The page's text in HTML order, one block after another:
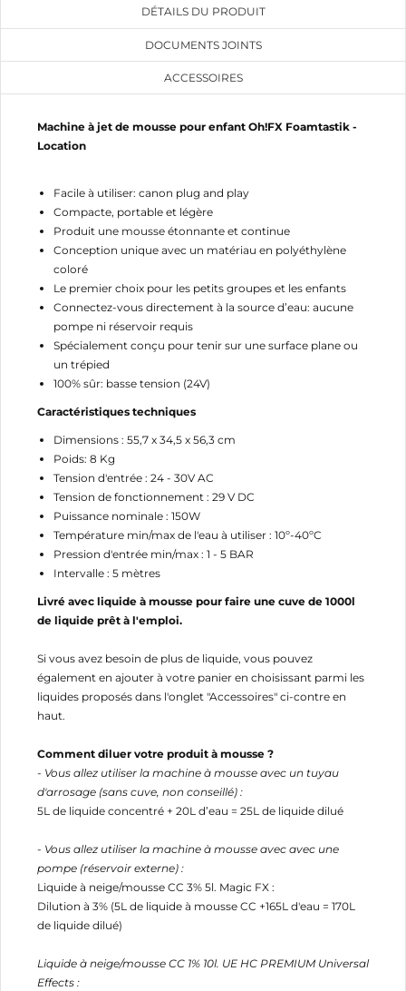
DÉTAILS DU PRODUIT
DOCUMENTS JOINTS
ACCESSOIRES
Machine à jet de mousse pour enfant Oh!FX Foamtastik -
Location
Facile à utiliser: canon plug and play
Compacte, portable et légère
Produit une mousse étonnante et continue
Conception unique avec un matériau en polyéthylène
coloré
Le premier choix pour les petits groupes et les enfants
Connectez-vous directement à la source d’eau: aucune
pompe ni réservoir requis
Spécialement conçu pour tenir sur une surface plane ou
un trépied
100% sûr: basse tension (24V)
Caractéristiques techniques
Dimensions : 55,7 x 34,5 x 56,3 cm
Poids: 8 Kg
Tension d'entrée : 24 - 30V AC
Tension de fonctionnement : 29 V DC
Puissance nominale : 150W
Température min/max de l'eau à utiliser : 10º-40ºC
Pression d'entrée min/max : 1 - 5 BAR
Intervalle : 5 mètres
Livré avec liquide à mousse pour faire une cuve de 1000l
de liquide prêt à l'emploi.
Si vous avez besoin de plus de liquide, vous pouvez
également en ajouter à votre panier en choisissant parmi les
liquides proposés dans l'onglet "Accessoires" ci-contre en
haut.
Comment diluer votre produit à mousse ?
- Vous allez utiliser la machine à mousse avec un tuyau
d'arrosage (sans cuve, non conseillé) :
5L de liquide concentré + 20L d’eau = 25L de liquide dilué
- Vous allez utiliser la machine à mousse avec avec une
pompe (réservoir externe) :
Liquide à neige/mousse CC 3% 5l. Magic FX :
Dilution à 3% (5L de liquide à mousse CC +165L d'eau = 170L
de liquide dilué)
Liquide à neige/mousse CC 1% 10l. UE HC PREMIUM Universal
Effects :
MES LISTES
CRÉER UNE LISTE D'ENVIES
NOM DE LA LISTE D'ENVIES
Annuler Créer une liste d'envies
CONNEXION
Vous devez être connecté pour ajouter des produits
à votre liste d'envies.
Annuler